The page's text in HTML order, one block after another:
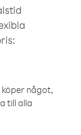
något,
till alla